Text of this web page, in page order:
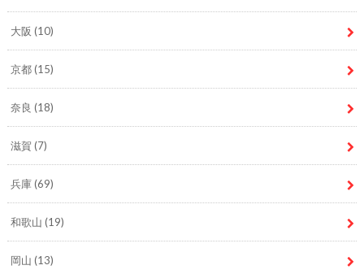
大阪 (10)
京都(15)
奈良 (18)
滋賀 (7)
兵庫(69)
和歌山 (19)
岡山 (13)